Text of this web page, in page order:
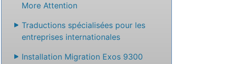
More Attention
Traductions spécialisées pour les
entreprises internationales
Installation Migration Exos 9300